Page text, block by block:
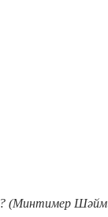
? (Минтимер